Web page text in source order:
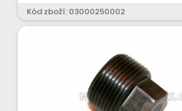
Kód zboží: 03000250002